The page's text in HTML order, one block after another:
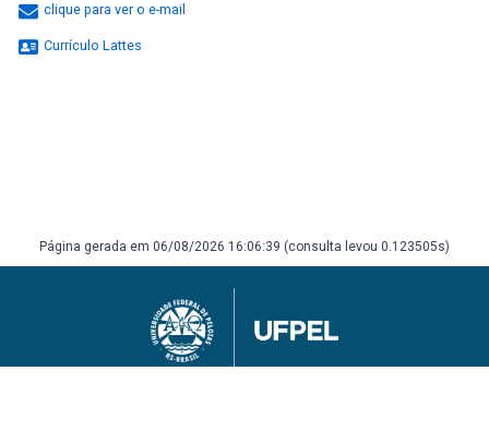
clique para ver o e-mail
Currículo Lattes
Página gerada em 06/08/2026 16:06:39 (consulta levou 0.123505s)